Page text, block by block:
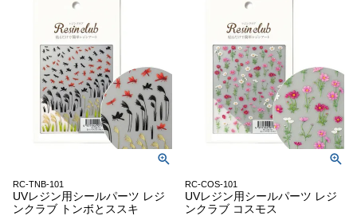
RC-TNB-101
UVレジン用シールパーツ レジ
ンクラブ トンボとススキ
RC-COS-101
UVレジン用シールパーツ レジ
ンクラブ コスモス